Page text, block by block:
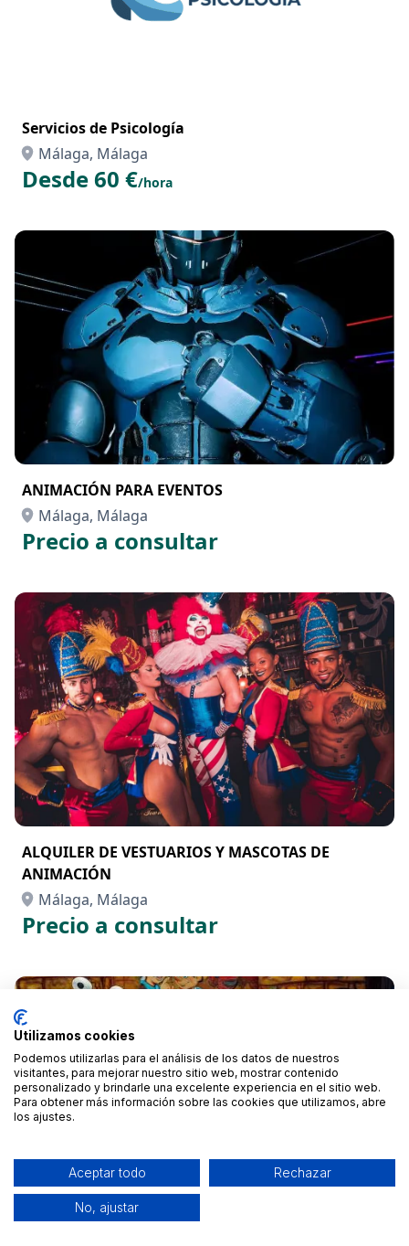
Servicios de Psicología
Málaga, Málaga
Desde 60 €/hora
ANIMACIÓN PARA EVENTOS
Málaga, Málaga
Precio a consultar
ALQUILER DE VESTUARIOS Y MASCOTAS DE
ANIMACIÓN
Málaga, Málaga
Precio a consultar
Utilizamos cookies
Podemos utilizarlas para el análisis de los datos de nuestros
visitantes, para mejorar nuestro sitio web, mostrar contenido
personalizado y brindarle una excelente experiencia en el sitio web.
Para obtener más información sobre las cookies que utilizamos, abre
los ajustes.
Aceptar todo Rechazar
No, ajustar